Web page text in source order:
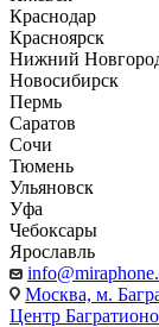
Краснодар
Красноярск
Нижний
Новосибирск
Пермь
Саратов
Сочи
Тюмень
Ульяновск
Уфа
Чебоксары
Ярославль
Москва, м.
Центр